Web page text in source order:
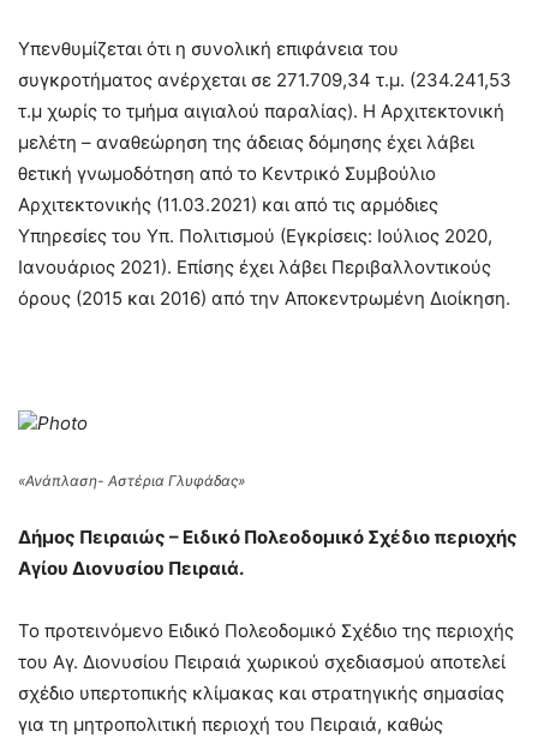
Υπενθυμίζεται ότι η συνολική επιφάνεια του
συγκροτήματος ανέρχεται σε 271.709,34 τ.μ. (234.241,53
τ.μ χωρίς το τμήμα αιγιαλού παραλίας). Η Αρχιτεκτονική
μελέτη – αναθεώρηση της άδειας δόμησης έχει λάβει
θετική γνωμοδότηση από το Κεντρικό Συμβούλιο
Αρχιτεκτονικής (11.03.2021) και από τις αρμόδιες
Υπηρεσίες του Υπ. Πολιτισμού (Εγκρίσεις: Ιούλιος 2020,
Ιανουάριος 2021). Επίσης έχει λάβει Περιβαλλοντικούς
όρους (2015 και 2016) από την Αποκεντρωμένη Διοίκηση.
Photo
«Ανάπλαση- Αστέρια Γλυφάδας»
Δήμος Πειραιώς – Ειδικό Πολεοδομικό Σχέδιο περιοχής
Αγίου Διονυσίου Πειραιά.
Το προτεινόμενο Ειδικό Πολεοδομικό Σχέδιο της περιοχής
του Αγ. Διονυσίου Πειραιά χωρικού σχεδιασμού αποτελεί
σχέδιο υπερτοπικής κλίμακας και στρατηγικής σημασίας
για τη μητροπολιτική περιοχή του Πειραιά, καθώς